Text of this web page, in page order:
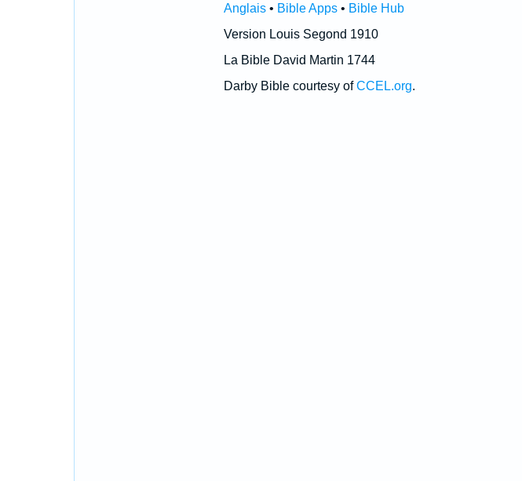
Anglais• Bible Apps• Bible Hub
Version Louis Segond 1910
La Bible David Martin 1744
Darby Bible courtesy ofCCEL.org.